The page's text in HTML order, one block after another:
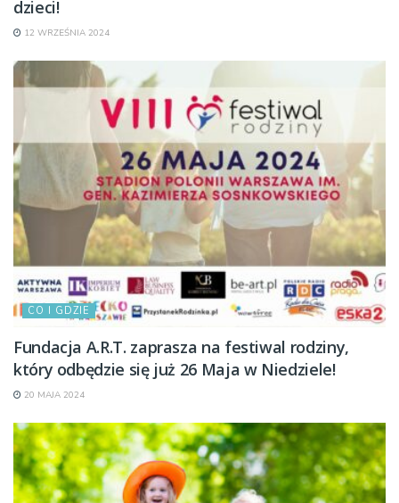
dzieci!
12 WRZEŚNIA 2024
CO I GDZIE
Fundacja A.R.T. zaprasza na festiwal rodziny,
który odbędzie się już 26 Maja w Niedziele!
20 MAJA 2024